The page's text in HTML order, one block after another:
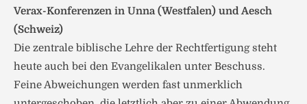
Verax-Konferenzen in Unna (Westfalen) und Aesch
(Schweiz)
Die zentrale biblische Lehre der Rechtfertigung steht
heute auch bei den Evangelikalen unter Beschuss.
Feine Abweichungen werden fast unmerklich